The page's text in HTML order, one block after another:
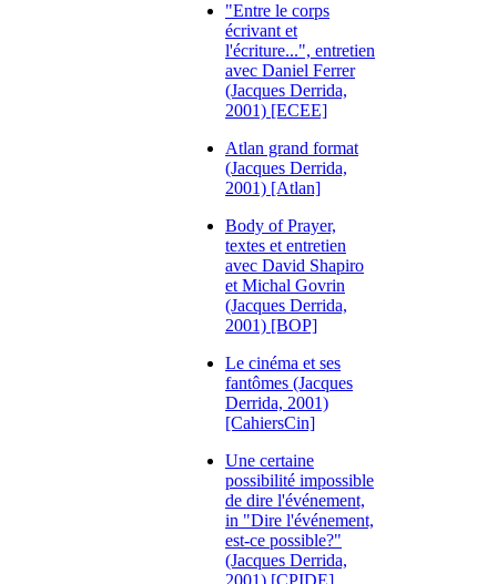
"Entre le corps
écrivant et
l'écriture...", entretien
avec Daniel Ferrer
(Jacques Derrida,
2001) [ECEE]
Atlan grand format
(Jacques Derrida,
2001) [Atlan]
Body of Prayer,
textes et entretien
avec David Shapiro
et Michal Govrin
(Jacques Derrida,
2001) [BOP]
Le cinéma et ses
fantômes (Jacques
Derrida, 2001)
[CahiersCin]
Une certaine
possibilité impossible
de dire l'événement,
in "Dire l'événement,
est-ce possible?"
(Jacques Derrida,
2001) [CPIDE]